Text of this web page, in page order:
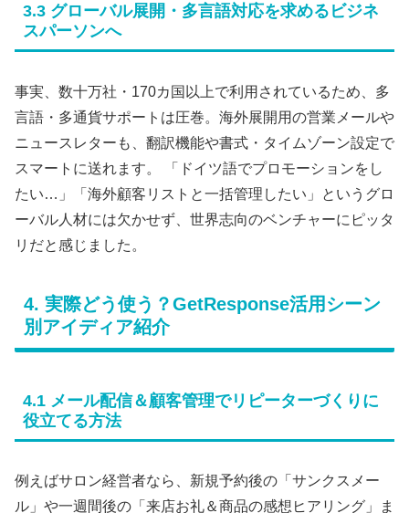
3.3 グローバル展開・多言語対応を求めるビジネ
スパーソンへ
事実、数十万社・170カ国以上で利用されているため、多
言語・多通貨サポートは圧巻。海外展開用の営業メールや
ニュースレターも、翻訳機能や書式・タイムゾーン設定で
スマートに送れます。 「ドイツ語でプロモーションをし
たい…」「海外顧客リストと一括管理したい」というグロ
ーバル人材には欠かせず、世界志向のベンチャーにピッタ
リだと感じました。
4. 実際どう使う？GetResponse活用シーン
別アイディア紹介
4.1 メール配信＆顧客管理でリピーターづくりに
役立てる方法
例えばサロン経営者なら、新規予約後の「サンクスメー
ル」や一週間後の「来店お礼＆商品の感想ヒアリング」ま